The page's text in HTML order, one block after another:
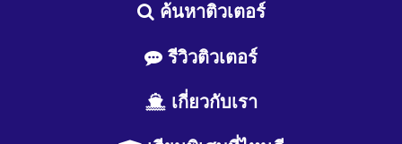
ค้นหาติวเตอร์
รีวิวติวเตอร์
เกี่ยวกับเรา